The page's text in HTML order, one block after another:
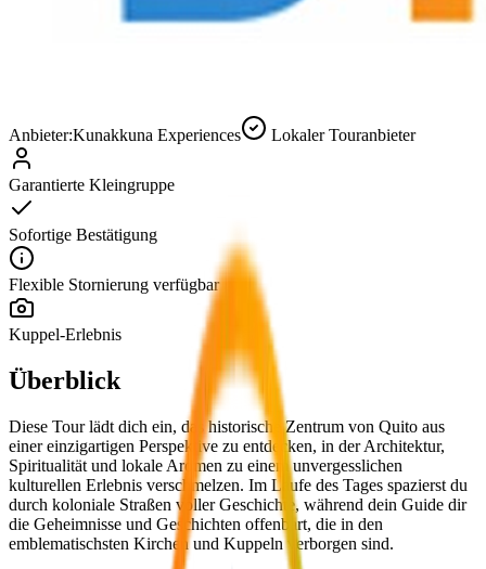
Anbieter:Kunakkuna Experiences Lokaler Touranbieter
Garantierte Kleingruppe
Sofortige Bestätigung
Flexible Stornierung verfügbar
Kuppel-Erlebnis
Überblick
Diese Tour lädt dich ein, das historische Zentrum von Quito aus
einer einzigartigen Perspektive zu entdecken, in der Architektur,
Spiritualität und lokale Aromen zu einem unvergesslichen
kulturellen Erlebnis verschmelzen. Im Laufe des Tages spazierst du
durch koloniale Straßen voller Geschichte, während dein Guide dir
die Geheimnisse und Geschichten offenbart, die in den
emblematischsten Kirchen und Kuppeln verborgen sind.